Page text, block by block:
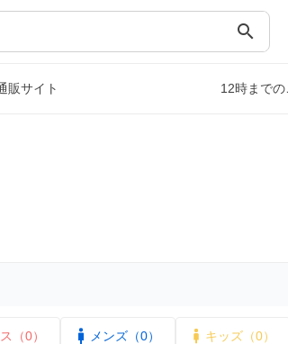
search
販サイト 12時まで
（0） メンズ（0） キッズ（0）